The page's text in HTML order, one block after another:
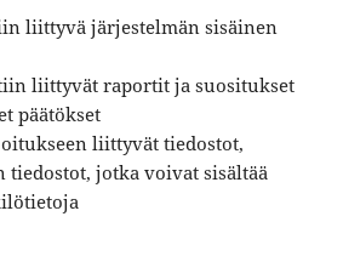
liittyvä järjestelmän sisäinen
liittyvät raportit ja suositukset
päätökset
liittyvät tiedostot,
tiedostot, jotka voivat sisältää